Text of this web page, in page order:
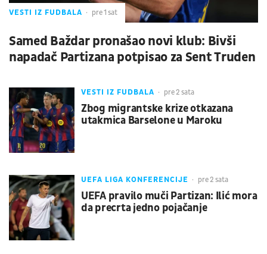
VESTI IZ FUDBALA pre 1 sat
Samed Baždar pronašao novi klub: Bivši
napadač Partizana potpisao za Sent Truden
VESTI IZ FUDBALA pre 2 sata
Zbog migrantske krize otkazana
utakmica Barselone u Maroku
UEFA LIGA KONFERENCIJE pre 2 sata
UEFA pravilo muči Partizan: Ilić mora
da precrta jedno pojačanje